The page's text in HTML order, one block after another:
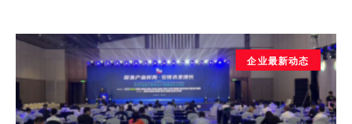
企业最新动态